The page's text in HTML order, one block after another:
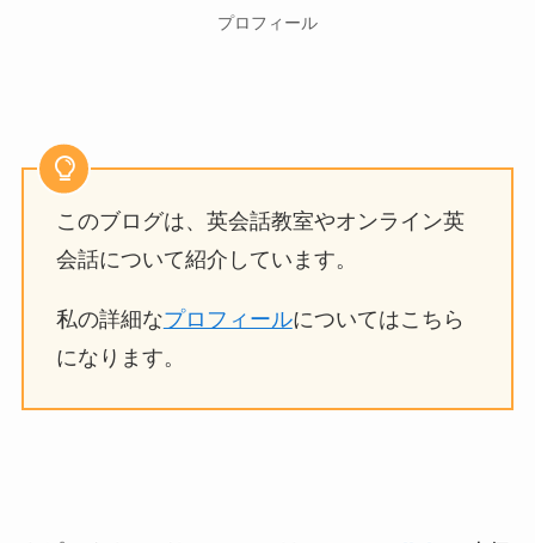
プロフィール
このブログは、英会話教室やオンライン英
会話について紹介しています。
私の詳細なプロフィールについてはこちら
になります。